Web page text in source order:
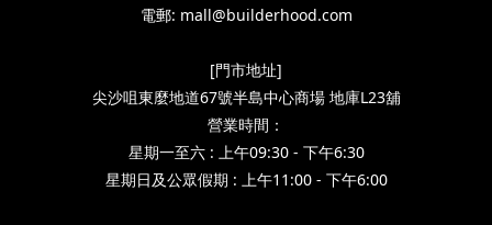
電郵: mall@builderhood.com
[門市地址]
尖沙咀東麼地道67號半島中心商場 地庫L23舖
營業時間：
星期一至六 : 上午09:30 - 下午6:30
星期日及公眾假期 : 上午11:00 - 下午6:00